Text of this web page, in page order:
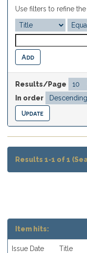
Use filters to refine the
Results/Page
In order
Results 1-1 of 1
Item hits:
Issue Date Title